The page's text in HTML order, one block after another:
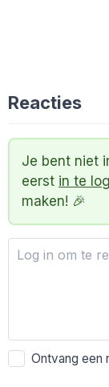
Reacties
Je bent niet
eerst in te
maken! 🎉
Ontvang een